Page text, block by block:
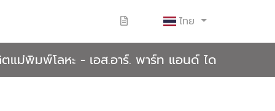
ไทย
ตแม่พิมพ์โลหะ - เอส.อาร์. พาร์ท แอนด์ ได